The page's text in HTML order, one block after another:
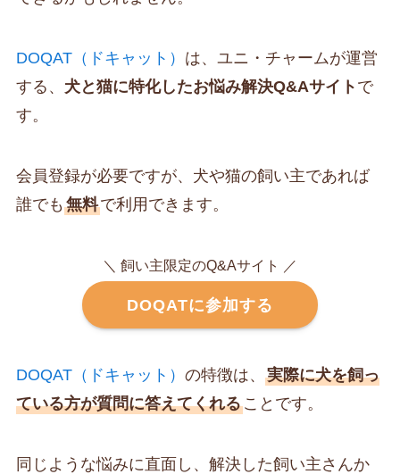
DOQAT（ドキャット） は、ユニ・チャームが運営
する、 犬と猫に特化したお悩み解決Q&Aサイト で
す。
会員登録が必要ですが、犬や猫の飼い主であれば
誰でも 無料で利用できます。
＼ 飼い主限定のQ&Aサイト ／
DOQATに参加する
DOQAT（ドキャット） の特徴は、 実際に犬を飼っ
ている方が質問に答えてくれることです。
同じような悩みに直面し、解決した飼い主さんか